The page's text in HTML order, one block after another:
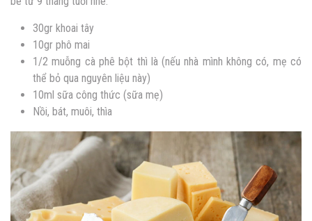
30gr khoai tây
10gr phô mai
1/2 muỗng cà phê bột thì là (nếu nhà mình không có, mẹ có
thể bỏ qua nguyên liệu này)
10ml sữa công thức (sữa mẹ)
Nồi, bát, muôi, thìa